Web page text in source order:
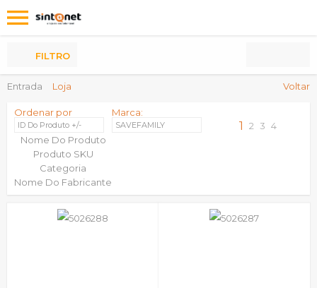
Entrada Loja Voltar
FILTRO
Ordenar por
ID Do Produto +/-
Nome Do Produto
Produto SKU
Categoria
Nome Do Fabricante
Marca:
SAVEFAMILY 1 2 3 4